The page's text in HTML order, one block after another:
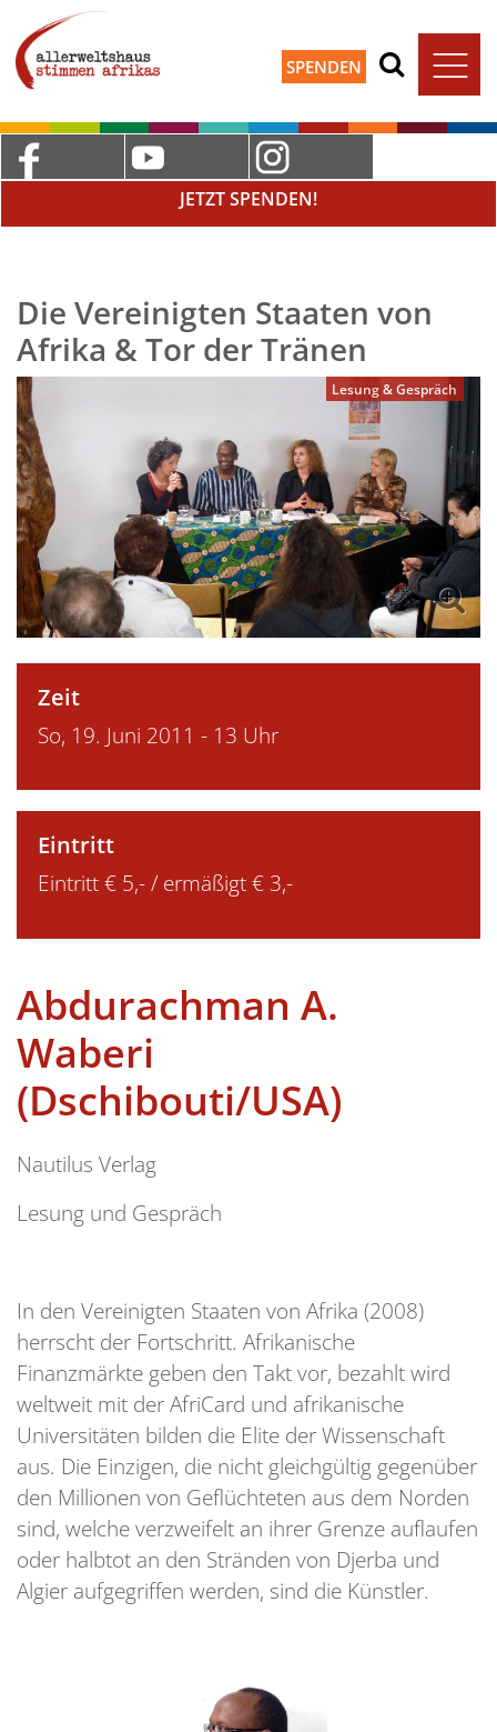
SPENDEN
JETZT SPENDEN!
Die Vereinigten Staaten von
Afrika & Tor der Tränen
Lesung & Gespräch
Zeit
So, 19. Juni 2011 - 13 Uhr
Eintritt
Eintritt € 5,- / ermäßigt € 3,-
Abdurachman A.
Waberi
(Dschibouti/USA)
Nautilus Verlag
Lesung und Gespräch
In den Vereinigten Staaten von Afrika (2008)
herrscht der Fortschritt. Afrikanische
Finanzmärkte geben den Takt vor, bezahlt wird
weltweit mit der AfriCard und afrikanische
Universitäten bilden die Elite der Wissenschaft
aus. Die Einzigen, die nicht gleichgültig gegenüber
den Millionen von Geflüchteten aus dem Norden
sind, welche verzweifelt an ihrer Grenze auflaufen
oder halbtot an den Stränden von Djerba und
Algier aufgegriffen werden, sind die Künstler.